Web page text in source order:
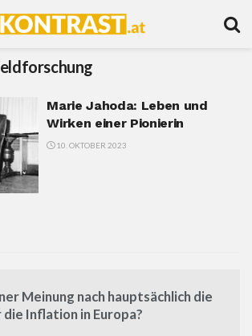
Marie Jahoda: Leben und
Wirken einer Pionierin
10. OKTOBER 2023
Meinung nach hauptsächlich die
Inflation in Europa?